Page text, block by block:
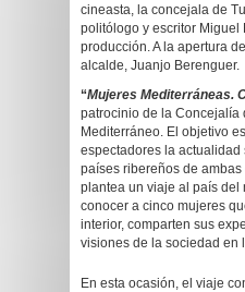
cineasta, la concejala de
politólogo y escritor Miguel
producción. A la apertura
alcalde, Juanjo Berenguer.
“Mujeres Mediterráneas.
patrocinio de la Concejalía
Mediterráneo. El objetivo
espectadores la
países ribereños de
plantea un viaje al país del
conocer a cinco mujeres
interior, comparten sus
visiones de la sociedad en
En esta ocasión, el viaje